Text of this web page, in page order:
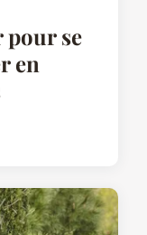
pour se
en